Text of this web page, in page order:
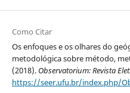
Como Citar
Os enfoques e os olhares do
metodológica sobre método,
(2018). Observatorium: Revista
https://seer.ufu.br/index.php/